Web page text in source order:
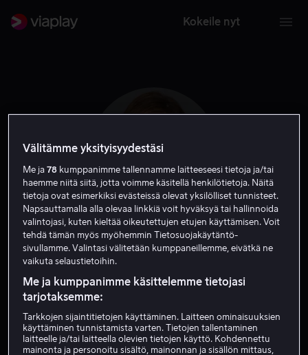
Kokeile nyt
Sarah Wayne Callies
Ohjaaja Näyttelijä Vieras
Välitämme yksityisyydestäsi
Me ja78 kumppanimme tallennamme laitteeseesi tietoja ja/tai
haemme niitä siitä, jotta voimme käsitellä henkilötietoja. Näitä
tietoja ovat esimerkiksi evästeissä olevat yksilölliset tunnisteet.
Napsauttamalla alla olevaa linkkiä voit hyväksyä tai hallinnoida
valintojasi, kuten kieltää oikeutettujen etujen käyttämisen. Voit
tehdä tämän myös myöhemmin Tietosuojakäytäntö-
sivullamme. Valintasi välitetään kumppaneillemme, eivätkä ne
vaikuta selaustietoihin.
Me ja kumppanimme käsittelemme tietojasi
tarjotaksemme:
Tarkkojen sijaintitietojen käyttäminen. Laitteen ominaisuuksien
käyttäminen tunnistamista varten. Tietojen tallentaminen
laitteelle ja/tai laitteella olevien tietojen käyttö. Kohdennettu
mainonta ja personoitu sisältö, mainonnan ja sisällön mittaus,